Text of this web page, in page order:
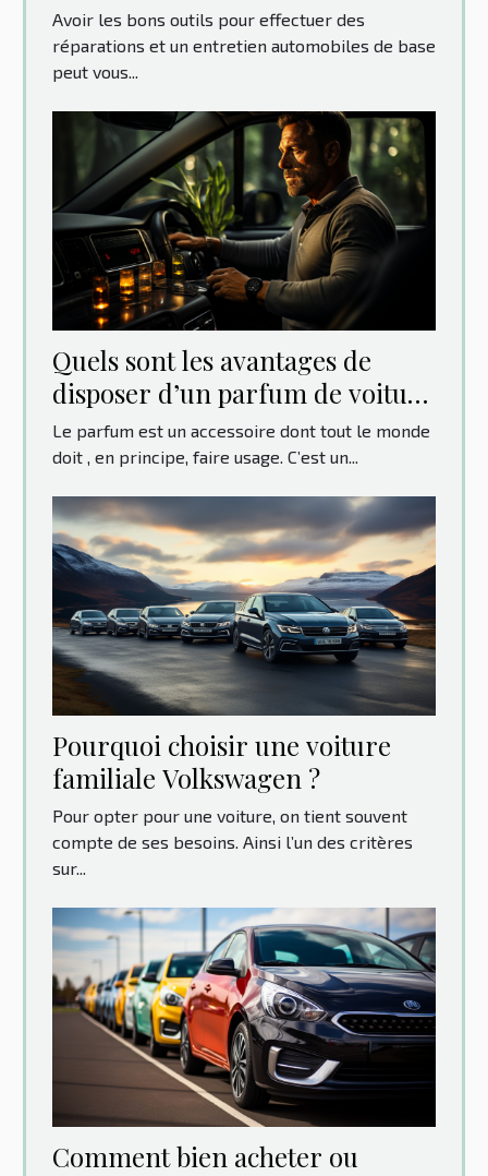
Avoir les bons outils pour effectuer des
réparations et un entretien automobiles de base
peut vous...
Quels sont les avantages de
disposer d’un parfum de voiture
original ?
Le parfum est un accessoire dont tout le monde
doit , en principe, faire usage. C’est un...
Pourquoi choisir une voiture
familiale Volkswagen ?
Pour opter pour une voiture, on tient souvent
compte de ses besoins. Ainsi l’un des critères
sur...
Comment bien acheter ou